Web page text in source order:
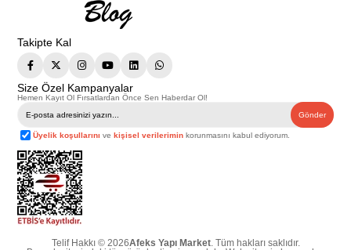
Takipte Kal
Size Özel Kampanyalar
Hemen Kayıt Ol Fırsatlardan Önce Sen Haberdar Ol!
Gönder
Üyelik koşullarını vekişisel verilerimin korunmasını kabul ediyorum.
Telif Hakkı © 2026Afeks Yapı Market. Tüm hakları saklıdır.